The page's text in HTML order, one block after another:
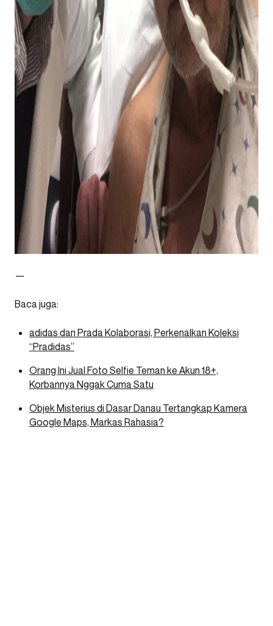
—
Baca juga:
adidas dan Prada Kolaborasi, Perkenalkan Koleksi
“Pradidas”
Orang Ini Jual Foto Selfie Teman ke Akun 18+,
Korbannya Nggak Cuma Satu
Objek Misterius di Dasar Danau Tertangkap Kamera
Google Maps, Markas Rahasia?